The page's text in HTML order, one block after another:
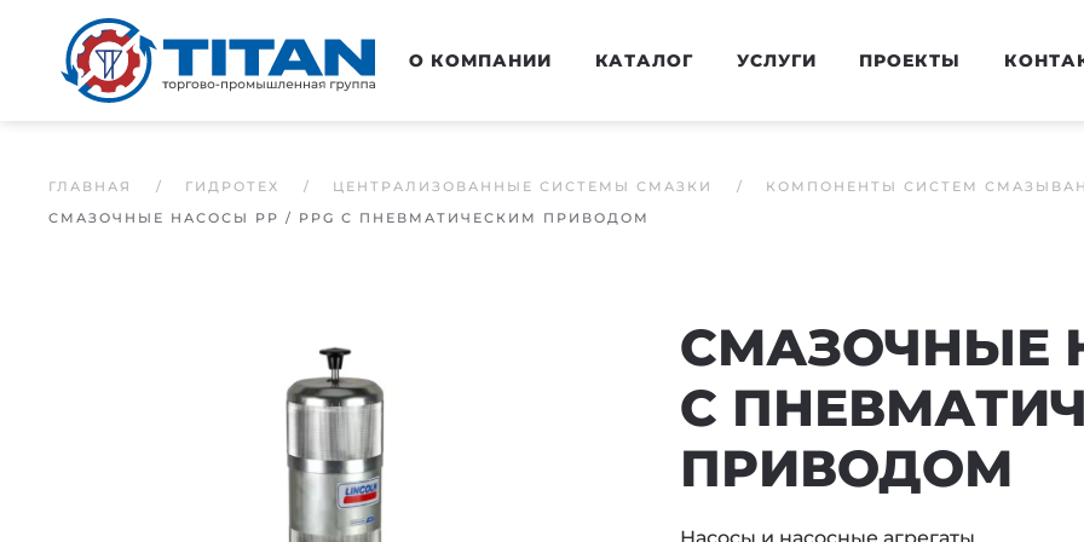
Перейти к основному содержанию О КОМПАНИИ КАТАЛОГ УСЛУГИ ПРОЕКТЫ
ГЛАВНАЯ ГИДРОТЕХ ЦЕНТРАЛИЗОВАННЫЕ СИСТЕМЫ СМАЗКИ КОМПОНЕНТЫ СИСТЕМ
СМАЗОЧНЫЕ НАСОСЫ PP / PPG С ПНЕВМАТИЧЕСКИМ ПРИВОДОМ
СМАЗОЧНЫЕ
С
ПРИВОДОМ